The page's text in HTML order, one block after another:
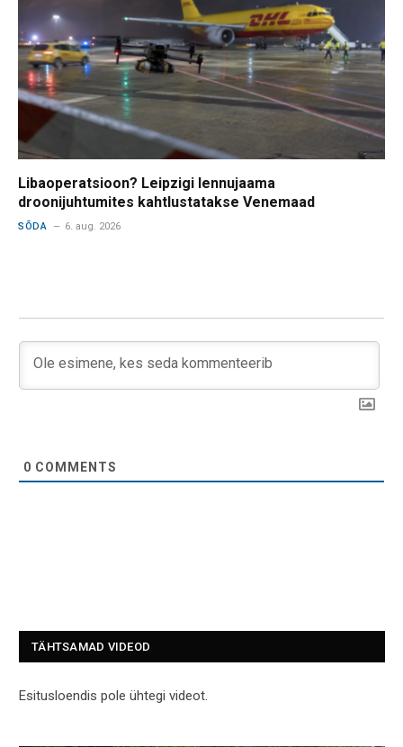
Libaoperatsioon? Leipzigi lennujaama
droonijuhtumites kahtlustatakse Venemaad
SÕDA 6. aug. 2026
0 COMMENTS
TÄHTSAMAD VIDEOD
Esitusloendis pole ühtegi videot.